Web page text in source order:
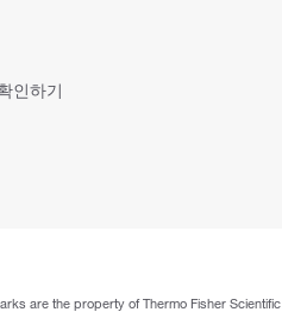
인하기
are the property of Thermo Fisher Scientific